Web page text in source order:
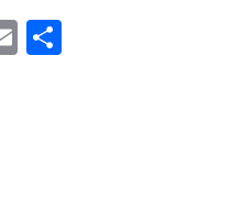
E
m
Pa